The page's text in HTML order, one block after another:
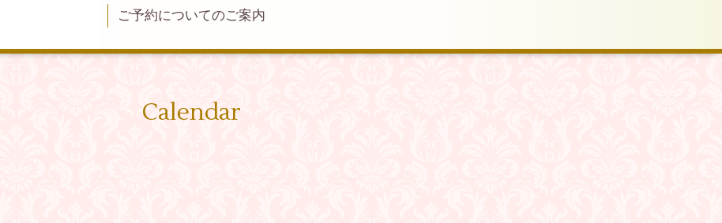
ご予約についてのご案内
Calendar